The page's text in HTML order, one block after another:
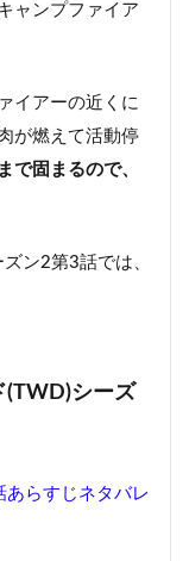
ャンプファイア
イアーの近くに
が燃えて活動停
で固まるので、
ン2第3話では、
(TWD)シーズ
らすじネタバレ